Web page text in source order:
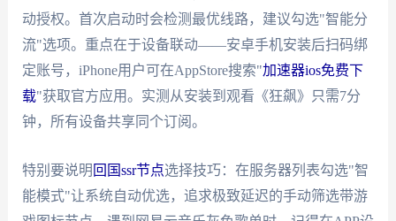
动授权。首次启动时会检测最优线路，建议勾选"智能分
流"选项。重点在于设备联动——安卓手机安装后扫码绑
定账号，iPhone用户可在AppStore搜索"加速器ios免费下
载"获取官方应用。实测从安装到观看《狂飙》只需7分
钟，所有设备共享同个订阅。
特别要说明 回国ssr节点选择技巧：在服务器列表勾选"智
能模式"让系统自动优选，追求极致延迟的手动筛选带游